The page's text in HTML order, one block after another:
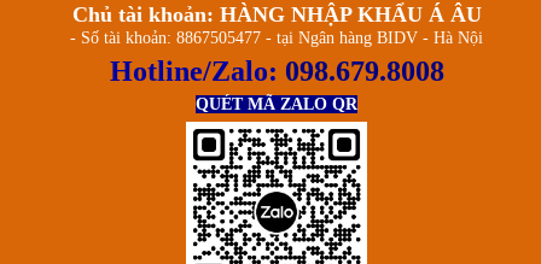
Chủ tài khoản: HÀNG NHẬP KHẨU Á ÂU
- Số tài khoản: 8867505477 - tại Ngân hàng BIDV - Hà Nội
Hotline/Zalo: 098.679.8008
QUÉT MÃ ZALO QR